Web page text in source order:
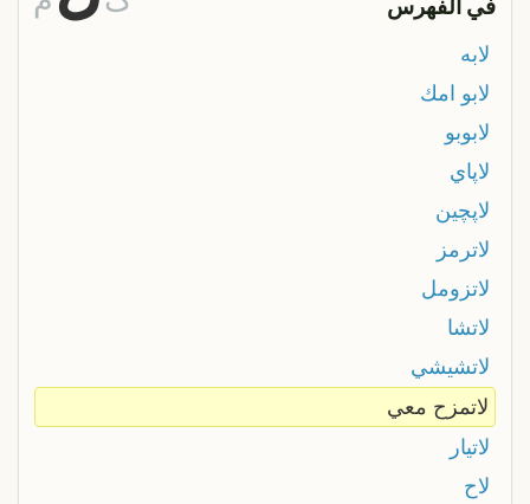
في الفهرس
لابه
لابو امك
لابوبو
لاپاي
لاپچين
لاترمز
لاتزومل
لاتشا
لاتشيشي
لاتمزح معي
لاتيار
لاح